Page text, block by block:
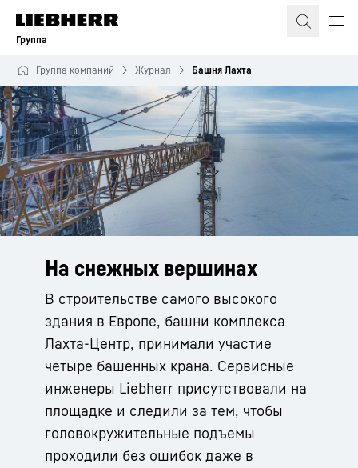
Группа
Группа компаний Журнал Башня Лахта
На снежных вершинах
В строительстве самого высокого
здания в Европе, башни комплекса
Лахта-Центр, принимали участие
четыре башенных крана. Сервисные
инженеры Liebherr присутствовали на
площадке и следили за тем, чтобы
головокружительные подъемы
проходили без ошибок даже в